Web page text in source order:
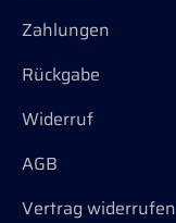
Zahlungen
Rückgabe
Widerruf
AGB
Vertrag widerrufen